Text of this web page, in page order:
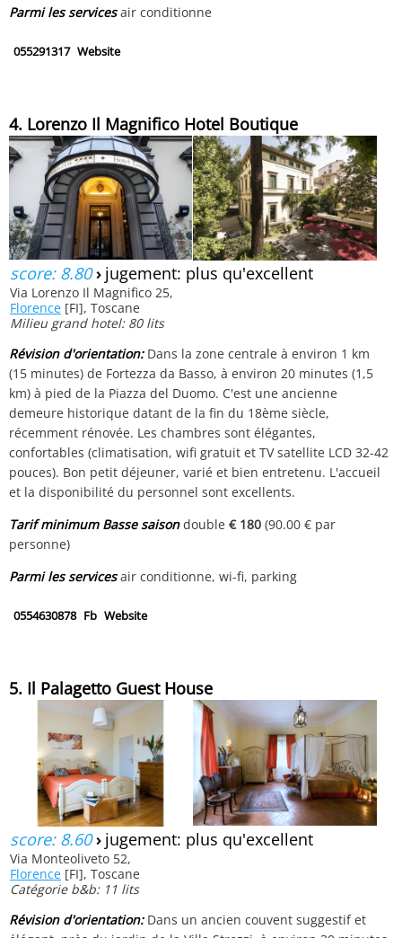
Parmi les servicesair conditionne
055291317 Website
4. Lorenzo Il Magnifico Hotel Boutique
score: 8.80› jugement: plus qu'excellent
Via Lorenzo Il Magnifico 25,
Florence [FI], Toscane
Milieu grand hotel: 80 lits
Révision d'orientation:Dans la zone centrale à environ 1 km
(15 minutes) de Fortezza da Basso, à environ 20 minutes (1,5
km) à pied de la Piazza del Duomo. C'est une ancienne
demeure historique datant de la fin du 18ème siècle,
récemment rénovée. Les chambres sont élégantes,
confortables (climatisation, wifi gratuit et TV satellite LCD 32-42
pouces). Bon petit déjeuner, varié et bien entretenu. L'accueil
et la disponibilité du personnel sont excellents.
Tarif minimum Basse saisondouble€ 180 (90.00 € par
personne)
Parmi les servicesair conditionne, wi-fi, parking
0554630878 Fb Website
5. Il Palagetto Guest House
score: 8.60› jugement: plus qu'excellent
Via Monteoliveto 52,
Florence [FI], Toscane
Catégorie b&b: 11 lits
Révision d'orientation:Dans un ancien couvent suggestif et